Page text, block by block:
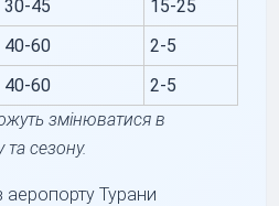
30-45
15-25
40-60
2-5
40-60
2-5
змінюватися в
та сезону.
аеропорту Турани